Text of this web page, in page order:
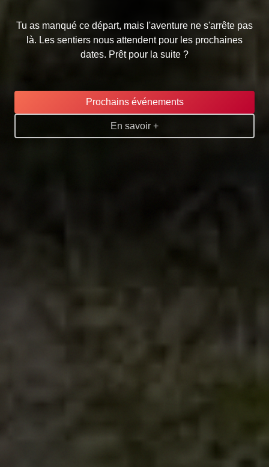
Tu as manqué ce départ, mais l'aventure ne s'arrête pas
là. Les sentiers nous attendent pour les prochaines
dates. Prêt pour la suite ?
Prochains événements
En savoir +